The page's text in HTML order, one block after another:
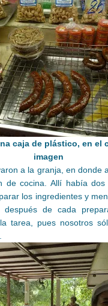
caja de plástico, en el
imagen
a la granja, en donde
de cocina. Allí había
los ingredientes y
de cada
tarea, pues nosotros